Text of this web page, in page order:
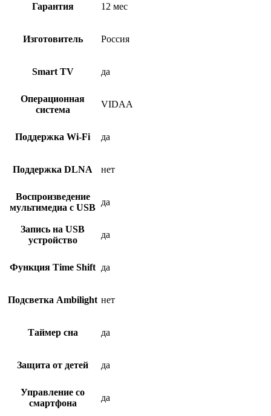
Гарантия 12 мес
Изготовитель Россия
Smart TV да
Операционная
система
VIDAA
Поддержка Wi-Fi да
Поддержка DLNA нет
Воспроизведение
мультимедиа с USB
да
Запись на USB
устройство
да
Функция Time Shift да
Подсветка Ambilight нет
Таймер сна да
Защита от детей да
Управление со
смартфона
да